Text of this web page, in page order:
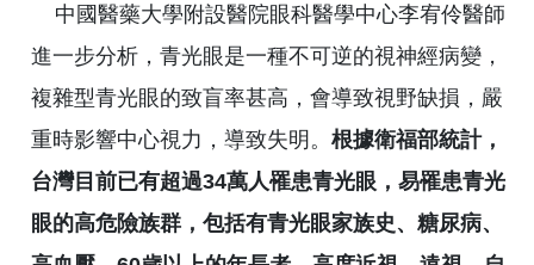
中國醫藥大學附設醫院眼科醫學中心李宥伶醫師
進一步分析，青光眼是一種不可逆的視神經病變，
複雜型青光眼的致盲率甚高，會導致視野缺損，嚴
重時影響中心視力，導致失明。 根據衛福部統計，
台灣目前已有超過34萬人罹患青光眼，易罹患青光
眼的高危險族群，包括有青光眼家族史、糖尿病、